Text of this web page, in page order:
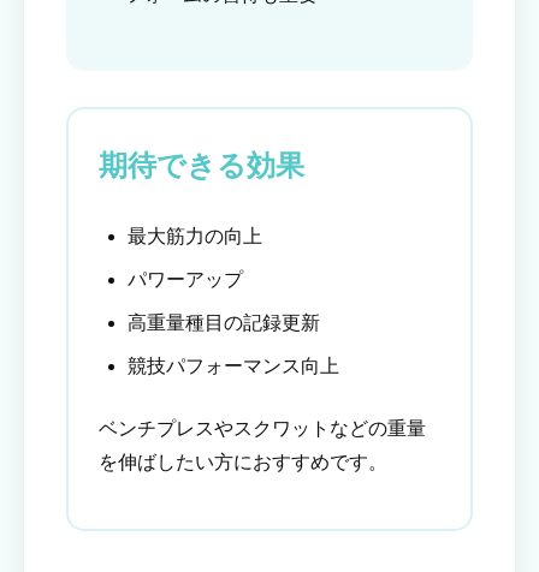
期待できる効果
最大筋力の向上
パワーアップ
高重量種目の記録更新
競技パフォーマンス向上
ベンチプレスやスクワットなどの重量
を伸ばしたい方におすすめです。